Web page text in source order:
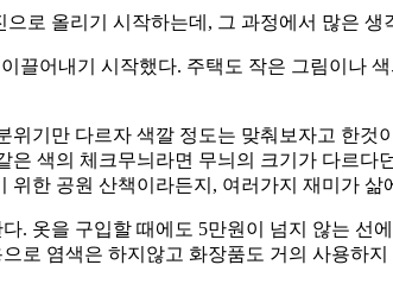
로 올리기 시작하는데, 그 과정에서 많은
끌어내기 시작했다. 주택도 작은 그림이나
기만 다르자 색깔 정도는 맞춰보자고 한
색의 체크무늬라면 무늬의 크기가 다르다
한 공원 산책이라든지, 여러가지 재미가 삶
. 옷을 구입할 때에도 5만원이 넘지 않는 선
로 염색은 하지않고 화장품도 거의 사용하